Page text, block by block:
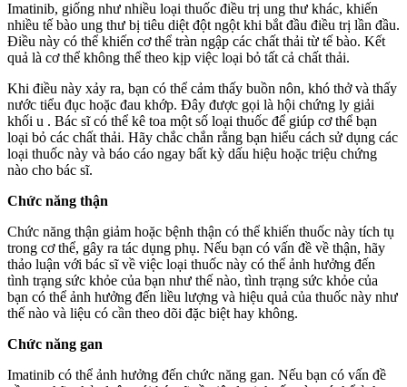
Imatinib, giống như nhiều loại thuốc điều trị ung thư khác, khiến
nhiều tế bào ung thư bị tiêu diệt đột ngột khi bắt đầu điều trị lần đầu.
Điều này có thể khiến cơ thể tràn ngập các chất thải từ tế bào. Kết
quả là cơ thể không thể theo kịp việc loại bỏ tất cả chất thải.
Khi điều này xảy ra, bạn có thể cảm thấy buồn nôn, khó thở và thấy
nước tiểu đục hoặc đau khớp. Đây được gọi là hội chứng ly giải
khối u . Bác sĩ có thể kê toa một số loại thuốc để giúp cơ thể bạn
loại bỏ các chất thải. Hãy chắc chắn rằng bạn hiểu cách sử dụng các
loại thuốc này và báo cáo ngay bất kỳ dấu hiệu hoặc triệu chứng
nào cho bác sĩ.
Chức năng thận
Chức năng thận giảm hoặc bệnh thận có thể khiến thuốc này tích tụ
trong cơ thể, gây ra tác dụng phụ. Nếu bạn có vấn đề về thận, hãy
thảo luận với bác sĩ về việc loại thuốc này có thể ảnh hưởng đến
tình trạng sức khỏe của bạn như thế nào, tình trạng sức khỏe của
bạn có thể ảnh hưởng đến liều lượng và hiệu quả của thuốc này như
thế nào và liệu có cần theo dõi đặc biệt hay không.
Chức năng gan
Imatinib có thể ảnh hưởng đến chức năng gan. Nếu bạn có vấn đề